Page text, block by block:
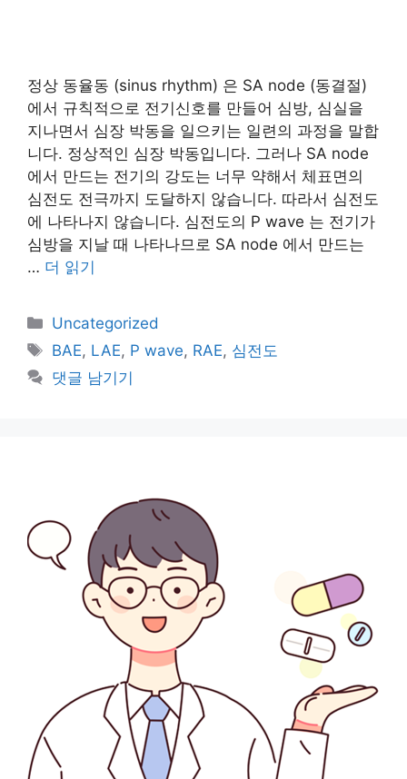
정상 동율동 (sinus rhythm) 은 SA node (동결절)
에서 규칙적으로 전기신호를 만들어 심방, 심실을
지나면서 심장 박동을 일으키는 일련의 과정을 말합
니다. 정상적인 심장 박동입니다. 그러나 SA node
에서 만드는 전기의 강도는 너무 약해서 체표면의
심전도 전극까지 도달하지 않습니다. 따라서 심전도
에 나타나지 않습니다. 심전도의 P wave 는 전기가
심방을 지날 때 나타나므로 SA node 에서 만드는
… 더 읽기
카
테
리
Uncategorized
태
그
BAE, LAE, P wave, RAE, 심전도
댓글 남기기